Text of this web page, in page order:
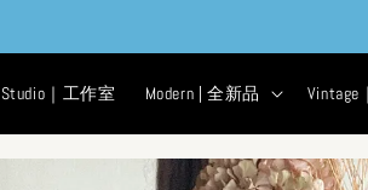
Studio｜工作室 Modern | 全新品 Vintage